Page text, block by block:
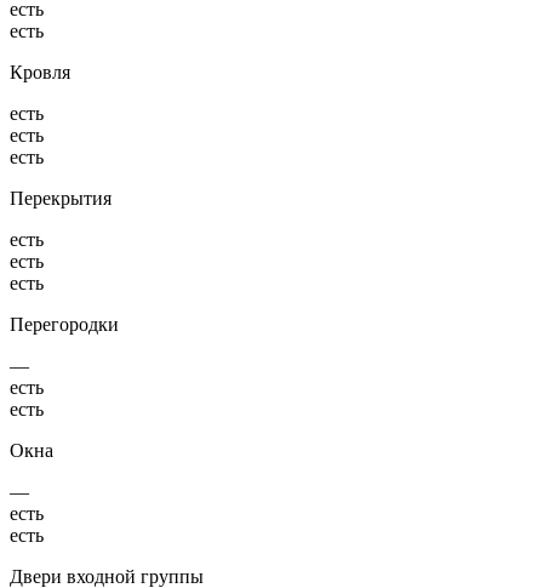
есть
есть
Кровля
есть
есть
есть
Перекрытия
есть
есть
есть
Перегородки
—
есть
есть
Окна
—
есть
есть
Двери входной группы